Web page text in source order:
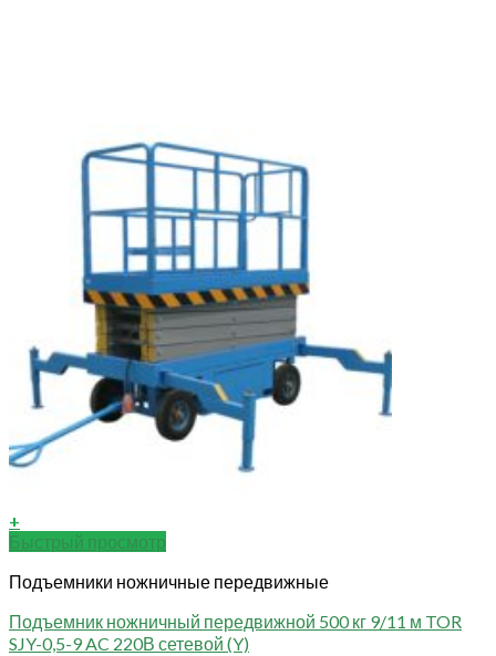
+
Быстрый просмотр
Подъемники ножничные передвижные
Подъемник ножничный передвижной 500 кг 9/11 м TOR
SJY-0,5-9 AC 220В сетевой (Y)